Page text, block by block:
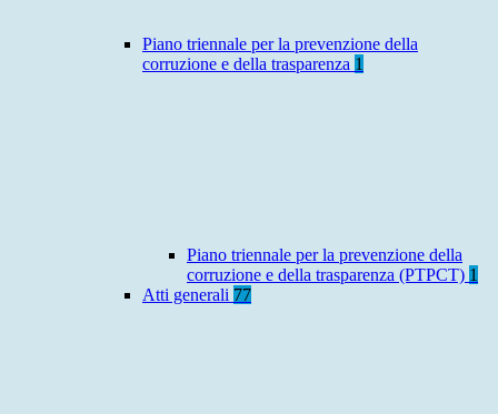
Piano triennale per la prevenzione della
corruzione e della trasparenza 1
Piano triennale per la prevenzione della
corruzione e della trasparenza (PTPCT) 1
Atti generali 77